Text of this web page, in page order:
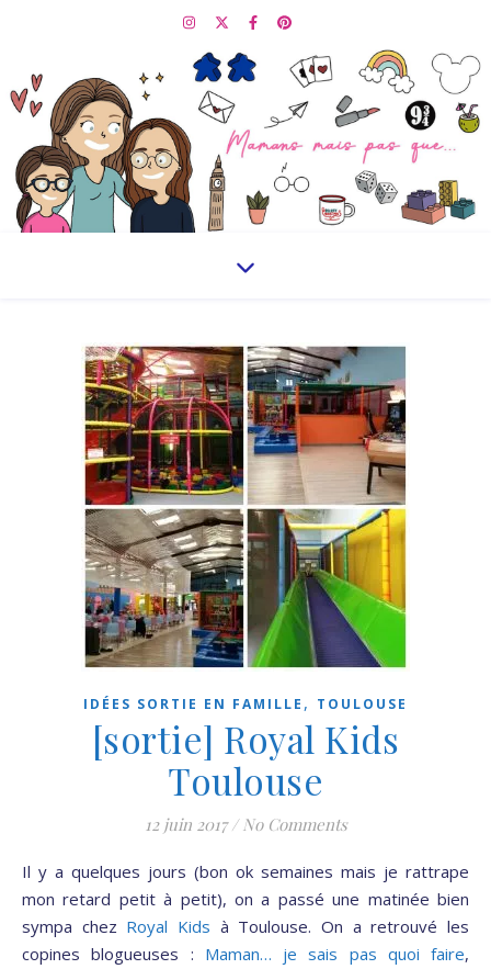
IDÉES SORTIE EN FAMILLE , TOULOUSE
[sortie] Royal Kids
Toulouse
12 juin 2017 / No Comments
Il y a quelques jours (bon ok semaines mais je rattrape
mon retard petit à petit), on a passé une matinée bien
sympa chez Royal Kids à Toulouse. On a retrouvé les
copines blogueuses : Maman… je sais pas quoi faire,